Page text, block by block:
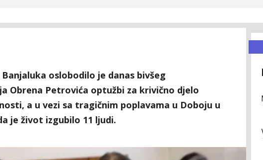
oslobodilo je danas bivšeg
Obrena Petrovića optužbi za krivično djelo
a u vezi sa tragičnim poplavama u Doboju u
je život izgubilo 11 ljudi.